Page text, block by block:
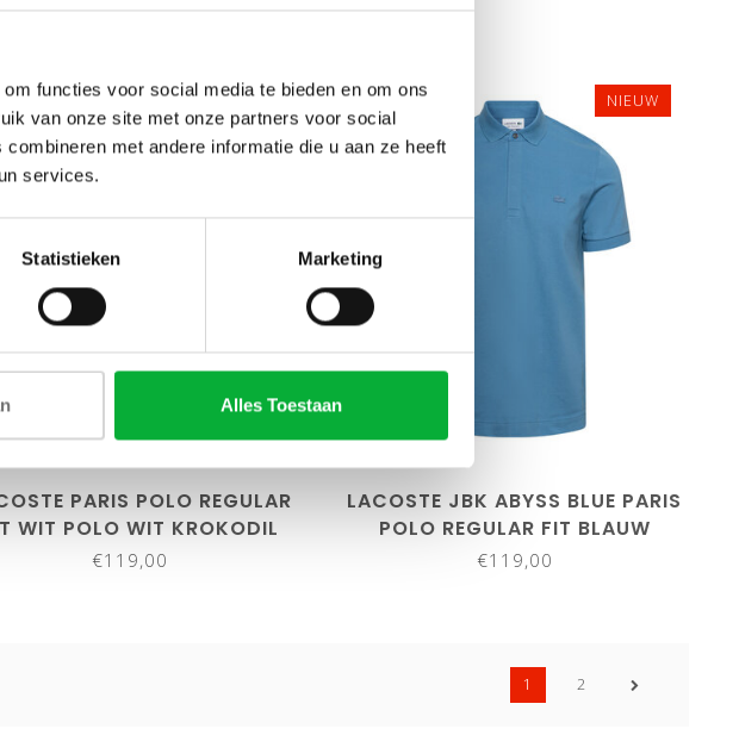
functies voor social media te bieden en om ons
van onze site met onze partners voor social
met andere informatie die u aan ze heeft
services.
Statistieken Marketing
Alles Toestaan
NIEUW
maat3/S maat4/M
maat6/XL
maat7/XXL
maat8/3XL
maat11/6XL
PARIS POLO REGULAR
WIT POLO WIT KROKODIL
€119,00
NIEUW
maat3/S
maat6/XL
maat8/3XL
LACOSTE JBK ABYSS BLUE PARIS
POLO REGULAR FIT BLAUW
€119,00
1 2